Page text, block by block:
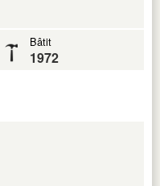
Bâtit
1972